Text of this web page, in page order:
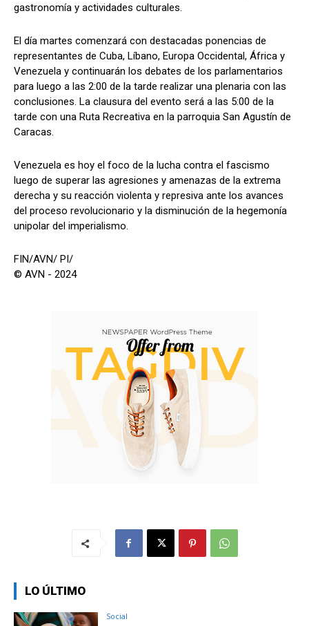
gastronomía y actividades culturales.
El día martes comenzará con destacadas ponencias de
representantes de Cuba, Líbano, Europa Occidental, África y
Venezuela y continuarán los debates de los parlamentarios
para luego a las 2:00 de la tarde realizar una plenaria con las
conclusiones. La clausura del evento será a las 5:00 de la
tarde con una Ruta Recreativa en la parroquia San Agustín de
Caracas.
Venezuela es hoy el foco de la lucha contra el fascismo
luego de superar las agresiones y amenazas de la extrema
derecha y su reacción violenta y represiva ante los avances
del proceso revolucionario y la disminución de la hegemonía
unipolar del imperialismo.
FIN/AVN/ PI/
© AVN - 2024
LO ÚLTIMO
Social